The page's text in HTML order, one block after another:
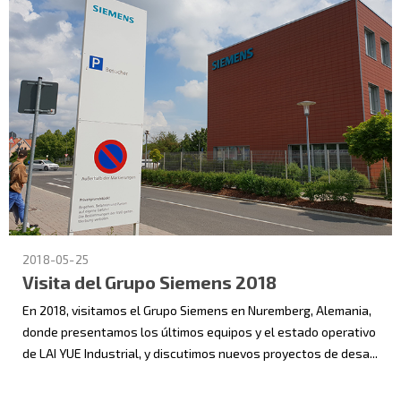
2018-05-25
Visita del Grupo Siemens 2018
En 2018, visitamos el Grupo Siemens en Nuremberg, Alemania,
donde presentamos los últimos equipos y el estado operativo
de LAI YUE Industrial, y discutimos nuevos proyectos de desa...